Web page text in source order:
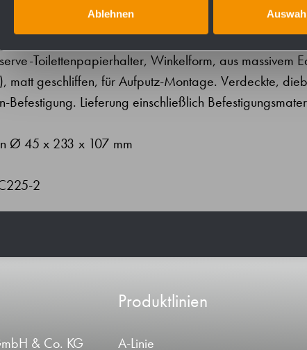
Ablehnen
für Ausschreibungen:
Toilettenpapierhalter, Winkelform, aus massivem
geschliffen, für Aufputz-Montage. Verdeckte,
Befestigung. Lieferung einschließlich
Ø 45 x 233 x 107 mm
2
& Co. KG
Produktlinien
A-Linie